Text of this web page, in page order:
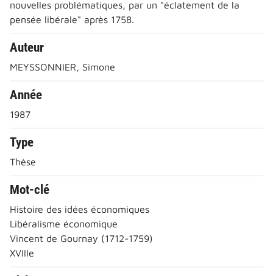
nouvelles problématiques, par un "éclatement de la
pensée libérale" après 1758.
Auteur
MEYSSONNIER, Simone
Année
1987
Type
Thèse
Mot-clé
Histoire des idées économiques
Libéralisme économique
Vincent de Gournay (1712-1759)
XVIIIe